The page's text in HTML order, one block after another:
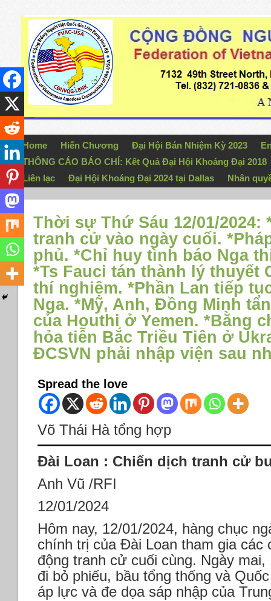
Home Hiến Chương Đại Hội Bán Nhiệm Kỳ 2023
THÔNG CÁO BÁO CHÍ: Kết Quả Đại Hội Khoáng Đại 2018
Liên lạc
Đại Hội Khoáng Đại 2024 tại Dallas Nhân
Thời sự Thứ Sáu 12/01/2024:
tranh cử vào ngày cuối.
phủ. *Chỉ huy tình báo Nga
*Ts Fauci tán thành lý thuyết
thí nghiệm. *Phần Lan tiếp
Nga. *Mỹ, Anh, Đồng Minh
của Houthi ở Yemen. *Bằng
hỏa tiễn Bắc Triều Tiên ở
ĐCSVN phải nhập viện sau
Spread the love
Võ Thái Hà tổng hợp
Đài Loan : Chiến dịch tranh cử
Anh Vũ /RFI
12/01/2024
Hôm nay, 12/01/2024, hàng chục
chính trị của Đài Loan tham gia các
động tranh cử cuối cùng. Ngày
đi bỏ phiếu, bầu tổng thống và
áp lực và đe dọa sáp nhập của